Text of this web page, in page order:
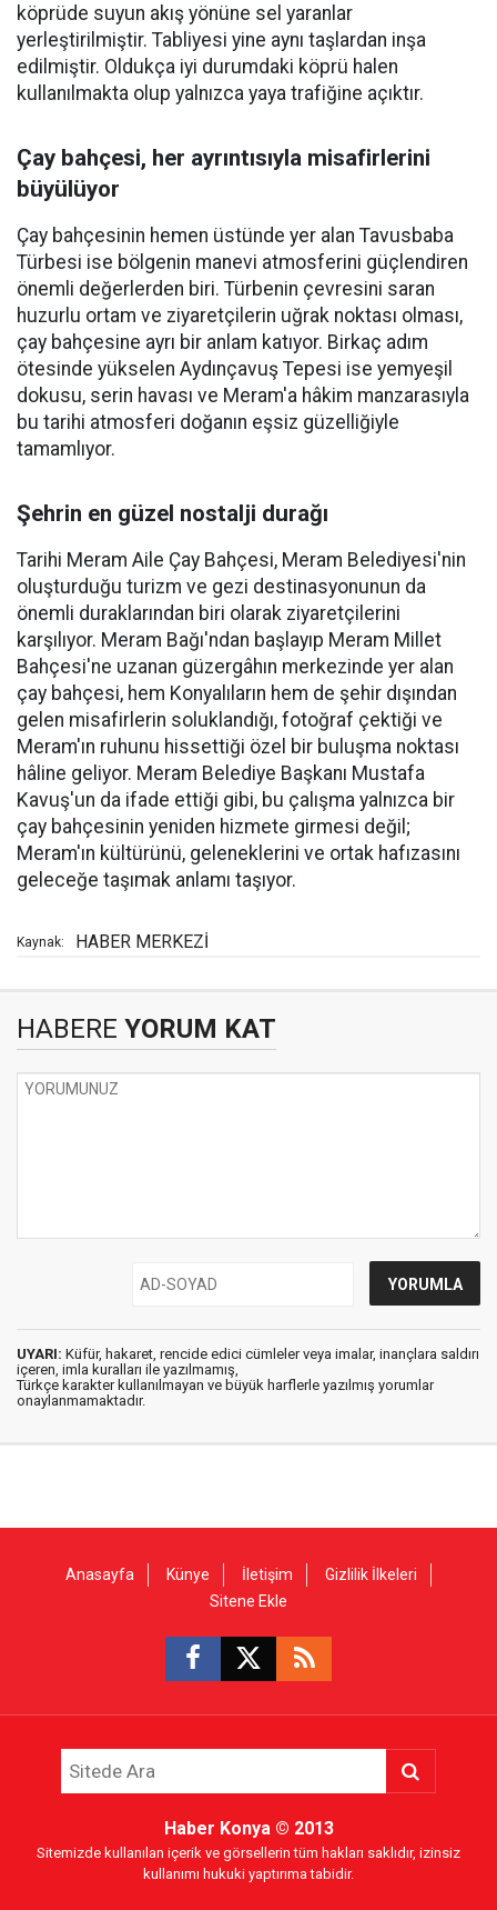
köprüde suyun akış yönüne sel yaranlar
yerleştirilmiştir. Tabliyesi yine aynı taşlardan inşa
edilmiştir. Oldukça iyi durumdaki köprü halen
kullanılmakta olup yalnızca yaya trafiğine açıktır.
Çay bahçesi, her ayrıntısıyla misafirlerini
büyülüyor
Çay bahçesinin hemen üstünde yer alan Tavusbaba
Türbesi ise bölgenin manevi atmosferini güçlendiren
önemli değerlerden biri. Türbenin çevresini saran
huzurlu ortam ve ziyaretçilerin uğrak noktası olması,
çay bahçesine ayrı bir anlam katıyor. Birkaç adım
ötesinde yükselen Aydınçavuş Tepesi ise yemyeşil
dokusu, serin havası ve Meram'a hâkim manzarasıyla
bu tarihi atmosferi doğanın eşsiz güzelliğiyle
tamamlıyor.
Şehrin en güzel nostalji durağı
Tarihi Meram Aile Çay Bahçesi, Meram Belediyesi'nin
oluşturduğu turizm ve gezi destinasyonunun da
önemli duraklarından biri olarak ziyaretçilerini
karşılıyor. Meram Bağı'ndan başlayıp Meram Millet
Bahçesi'ne uzanan güzergâhın merkezinde yer alan
çay bahçesi, hem Konyalıların hem de şehir dışından
gelen misafirlerin soluklandığı, fotoğraf çektiği ve
Meram'ın ruhunu hissettiği özel bir buluşma noktası
hâline geliyor. Meram Belediye Başkanı Mustafa
Kavuş'un da ifade ettiği gibi, bu çalışma yalnızca bir
çay bahçesinin yeniden hizmete girmesi değil;
Meram'ın kültürünü, geleneklerini ve ortak hafızasını
geleceğe taşımak anlamı taşıyor.
Kaynak: HABER MERKEZİ
HABERE YORUM KAT
UYARI: Küfür, hakaret, rencide edici cümleler veya imalar, inançlara saldırı
içeren, imla kuralları ile yazılmamış,
Türkçe karakter kullanılmayan ve büyük harflerle yazılmış yorumlar
onaylanmamaktadır.
Anasayfa Künye İletişim
Gizlilik İlkeleri
Sitene Ekle
Haber Konya© 2013
Sitemizde kullanılan içerik ve görsellerin tüm hakları saklıdır, izinsiz
kullanımı hukuki yaptırıma tabidir.